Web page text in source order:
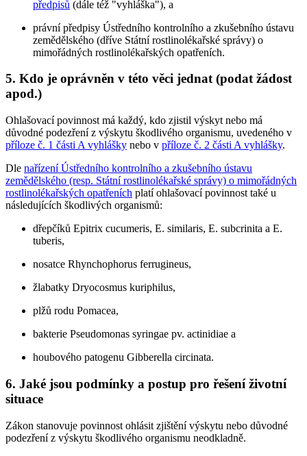
předpisů (dále též "vyhláška"), a
právní předpisy Ústředního kontrolního a zkušebního ústavu
zemědělského (dříve Státní rostlinolékařské správy) o
mimořádných rostlinolékařských opatřeních.
5. Kdo je oprávněn v této věci jednat (podat žádost
apod.)
Ohlašovací povinnost má každý, kdo zjistil výskyt nebo má
důvodné podezření z výskytu škodlivého organismu, uvedeného v
příloze č. 1 části A vyhlášky nebo v příloze č. 2 části A vyhlášky.
Dle nařízení Ústředního kontrolního a zkušebního ústavu
zemědělského (resp. Státní rostlinolékařské správy) o mimořádných
rostlinolékařských opatřeních platí ohlašovací povinnost také u
následujících škodlivých organismů:
dřepčíků Epitrix cucumeris, E. similaris, E. subcrinita a E.
tuberis,
nosatce Rhynchophorus ferrugineus,
žlabatky Dryocosmus kuriphilus,
plžů rodu Pomacea,
bakterie Pseudomonas syringae pv. actinidiae a
houbového patogenu Gibberella circinata.
6. Jaké jsou podmínky a postup pro řešení životní
situace
Zákon stanovuje povinnost ohlásit zjištění výskytu nebo důvodné
podezření z výskytu škodlivého organismu neodkladně.